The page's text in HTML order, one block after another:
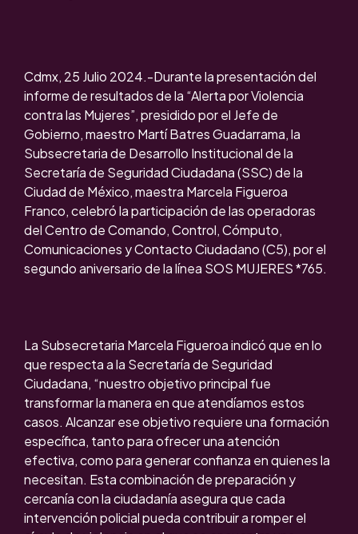
Cdmx, 25 Julio 2024.-Durante la presentación del
informe de resultados de la “Alerta por Violencia
contra las Mujeres”, presidido por el Jefe de
Gobierno, maestro Martí Batres Guadarrama, la
Subsecretaria de Desarrollo Institucional de la
Secretaría de Seguridad Ciudadana (SSC) de la
Ciudad de México, maestra Marcela Figueroa
Franco, celebró la participación de las operadoras
del Centro de Comando, Control, Cómputo,
Comunicaciones y Contacto Ciudadano (C5), por el
segundo aniversario de la línea SOS MUJERES *765.
La Subsecretaria Marcela Figueroa indicó que en lo
que respecta a la Secretaría de Seguridad
Ciudadana, “nuestro objetivo principal fue
transformar la manera en que atendíamos estos
casos. Alcanzar ese objetivo requiere una formación
específica, tanto para ofrecer una atención
efectiva, como para generar confianza en quienes la
necesitan. Esta combinación de preparación y
cercanía con la ciudadanía asegura que cada
intervención policial pueda contribuir a romper el